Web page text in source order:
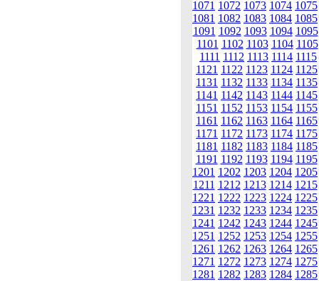
1071 1072 1073 1074 1075
1081 1082 1083 1084 1085
1091 1092 1093 1094 1095
1101 1102 1103 1104 1105
1111 1112 1113 1114 1115
1121 1122 1123 1124 1125
1131 1132 1133 1134 1135
1141 1142 1143 1144 1145
1151 1152 1153 1154 1155
1161 1162 1163 1164 1165
1171 1172 1173 1174 1175
1181 1182 1183 1184 1185
1191 1192 1193 1194 1195
1201 1202 1203 1204 1205
1211 1212 1213 1214 1215
1221 1222 1223 1224 1225
1231 1232 1233 1234 1235
1241 1242 1243 1244 1245
1251 1252 1253 1254 1255
1261 1262 1263 1264 1265
1271 1272 1273 1274 1275
1281 1282 1283 1284 1285